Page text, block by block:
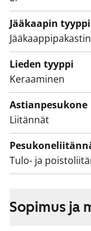
Tämä on valtion
jossa
kiireellisyyteen,
sekä asunnon
Jääkaapin tyyppi
Jääkaappipakastin
Lieden tyyppi
Keraaminen
Astianpesukone
Liitännät
Tulo- ja
Sopimus ja